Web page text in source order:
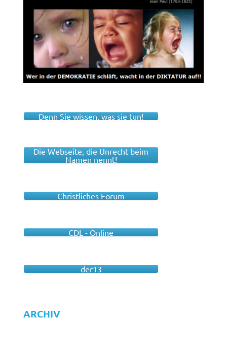
Denn Sie wissen, was sie tun!
Die Webseite, die Unrecht beim
Namen nennt!
Christliches Forum
CDL - Online
der13
ARCHIV